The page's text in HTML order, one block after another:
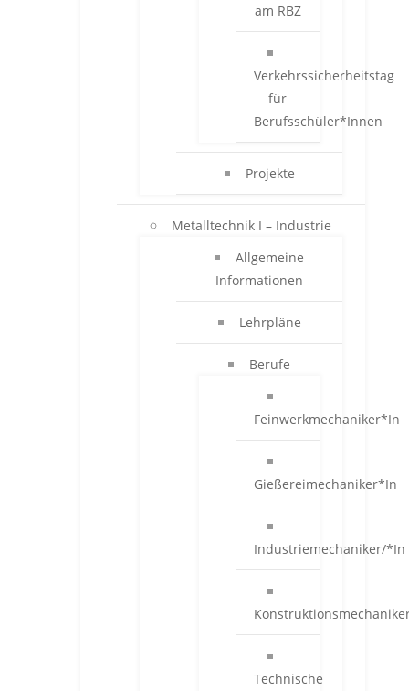
am RBZ
Verkehrssicherheitstag
für
Berufsschüler*Innen
Projekte
Metalltechnik I – Industrie
Allgemeine
Informationen
Lehrpläne
Berufe
Feinwerkmechaniker*In
Gießereimechaniker*In
Industriemechaniker/*In
Technische